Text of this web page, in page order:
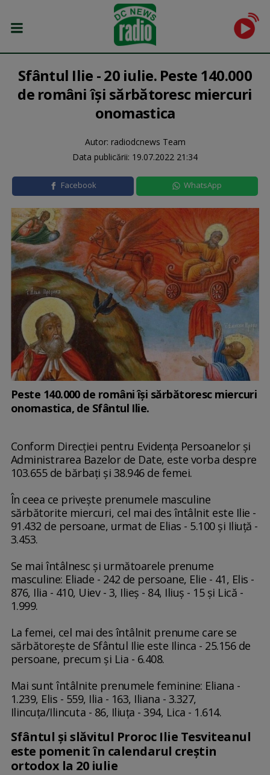
Sfântul Ilie - 20 iulie. Peste 140.000
de români îşi sărbătoresc miercuri
onomastica
Autor: radiodcnews Team
Data publicării: 19.07.2022 21:34
Facebook WhatsApp
Peste 140.000 de români îşi sărbătoresc miercuri
onomastica, de Sfântul Ilie.
Conform Direcţiei pentru Evidenţa Persoanelor şi
Administrarea Bazelor de Date, este vorba despre
103.655 de bărbaţi şi 38.946 de femei.
În ceea ce priveşte prenumele masculine
sărbătorite miercuri, cel mai des întâlnit este Ilie -
91.432 de persoane, urmat de Elias - 5.100 şi Iliuţă -
3.453.
Se mai întâlnesc şi următoarele prenume
masculine: Eliade - 242 de persoane, Elie - 41, Elis -
876, Ilia - 410, Uiev - 3, Ilieş - 84, Iliuş - 15 şi Lică -
1.999.
La femei, cel mai des întâlnit prenume care se
sărbătoreşte de Sfântul Ilie este Ilinca - 25.156 de
persoane, precum şi Lia - 6.408.
Mai sunt întâlnite prenumele feminine: Eliana -
1.239, Elis - 559, Ilia - 163, Iliana - 3.327,
Ilincuţa/Ilincuta - 86, Iliuţa - 394, Lica - 1.614.
Sfântul şi slăvitul Proroc Ilie Tesviteanul
este pomenit în calendarul creştin
ortodox la 20 iulie